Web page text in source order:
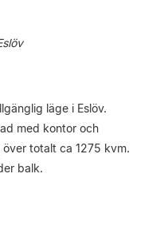
läge i Eslöv.
med kontor och
totalt ca 1275 kvm.
balk.